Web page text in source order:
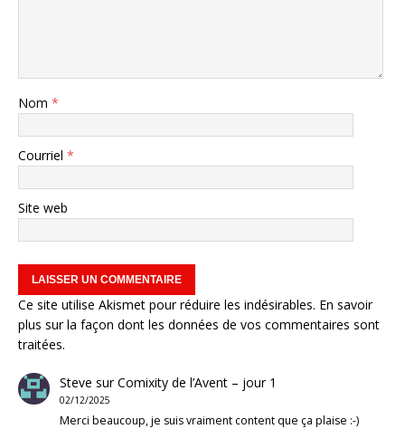
Nom *
Courriel *
Site web
Ce site utilise Akismet pour réduire les indésirables. En savoir
plus sur la façon dont les données de vos commentaires sont
traitées.
Steve surComixity de l’Avent – jour 1
02/12/2025
Merci beaucoup, je suis vraiment content que ça plaise :-)